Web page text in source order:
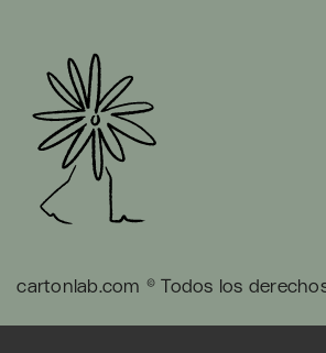
cartonlab.com © Todos los